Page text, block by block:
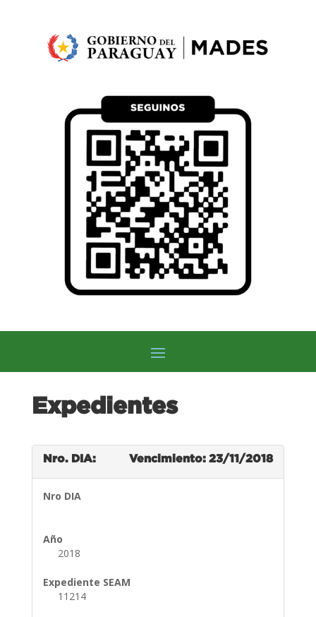
Expedientes
Nro. DIA: Vencimiento: 23/11/2018
Nro DIA
Año
2018
Expediente SEAM
11214